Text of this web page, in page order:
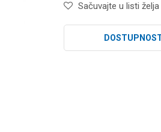
Sačuvajte u listi želja